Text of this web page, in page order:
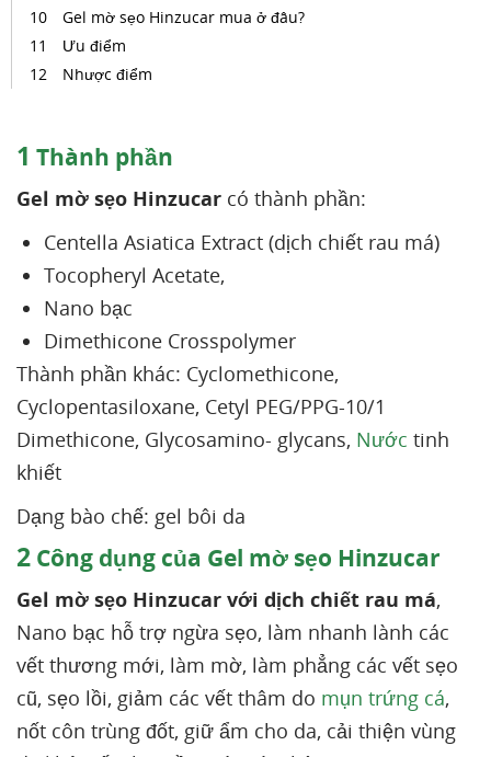
Gel mờ sẹo Hinzucar mua ở đâu?
Ưu điểm
Nhược điểm
1 Thành phần
Gel mờ sẹo Hinzucar có thành phần:
Centella Asiatica Extract (dịch chiết rau má)
Tocopheryl Acetate,
Nano bạc
Dimethicone Crosspolymer
Thành phần khác: Cyclomethicone,
Cyclopentasiloxane, Cetyl PEG/PPG-10/1
Dimethicone, Glycosamino- glycans, Nước tinh
khiết
Dạng bào chế: gel bôi da
2 Công dụng của Gel mờ sẹo Hinzucar
Gel mờ sẹo Hinzucar với dịch chiết rau má,
Nano bạc hỗ trợ ngừa sẹo, làm nhanh lành các
vết thương mới, làm mờ, làm phẳng các vết sẹo
cũ, sẹo lồi, giảm các vết thâm do mụn trứng cá,
nốt côn trùng đốt, giữ ẩm cho da, cải thiện vùng